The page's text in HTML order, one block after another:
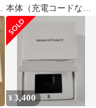
本体（充電コードな
し）
¥3,400